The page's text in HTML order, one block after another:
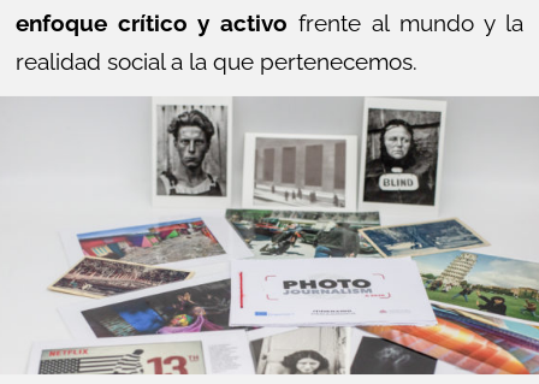
enfoque crítico y activo frente al mundo y la
realidad social a la que pertenecemos.